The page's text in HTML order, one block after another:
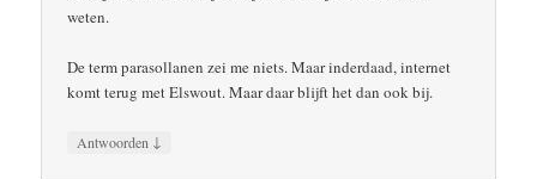
weten.
De term parasollanen zei me niets. Maar inderdaad, internet
komt terug met Elswout. Maar daar blijft het dan ook bij.
Antwoorden ↓